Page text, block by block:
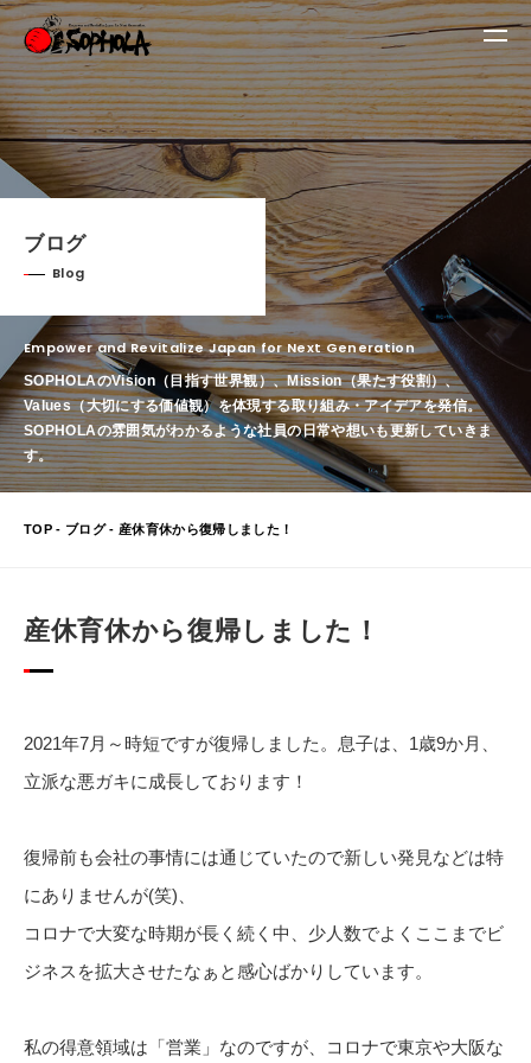
ブログ
Blog
Empower and Revitalize Japan for Next Generation
SOPHOLAのVision（目指す世界観）、Mission（果たす役割）、
Values（大切にする価値観）を体現する取り組み・アイデアを発信。
SOPHOLAの雰囲気がわかるような社員の日常や想いも更新していきま
す。
TOP - ブログ- 産休育休から復帰しました！
産休育休から復帰しました！
2021年7月～時短ですが復帰しました。息子は、1歳9か月、
立派な悪ガキに成長しております！
復帰前も会社の事情には通じていたので新しい発見などは特
にありませんが(笑)、
コロナで大変な時期が長く続く中、少人数でよくここまでビ
ジネスを拡大させたなぁと感心ばかりしています。
私の得意領域は「営業」なのですが、コロナで東京や大阪な